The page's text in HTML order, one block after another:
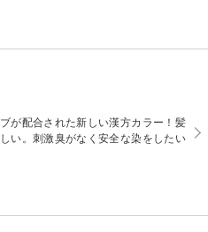
が配合された新しい漢方カラー！髪
い。刺激臭がなく安全な染をしたい